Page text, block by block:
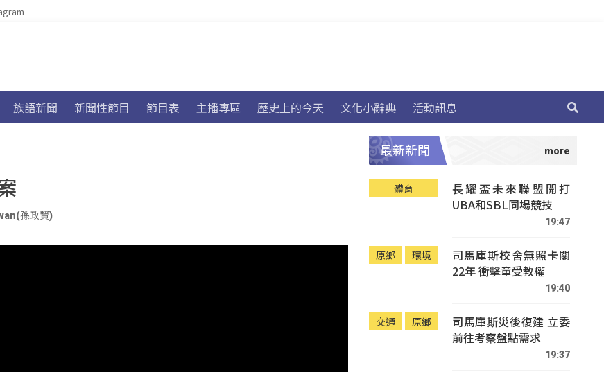
族語新聞 新聞性節目 節目表 主播專區 歷史上的今天 文化小辭典 活動訊息
孫政賢)
最新新聞
體育
長耀盃未來聯盟開打
UBA和SBL同場競技
19:47
原鄉 環境
司馬庫斯校舍無照卡關
22年 衝擊童受教權
19:40
交通 原鄉
司馬庫斯災後復建 立委
前往考察盤點需求
19:37